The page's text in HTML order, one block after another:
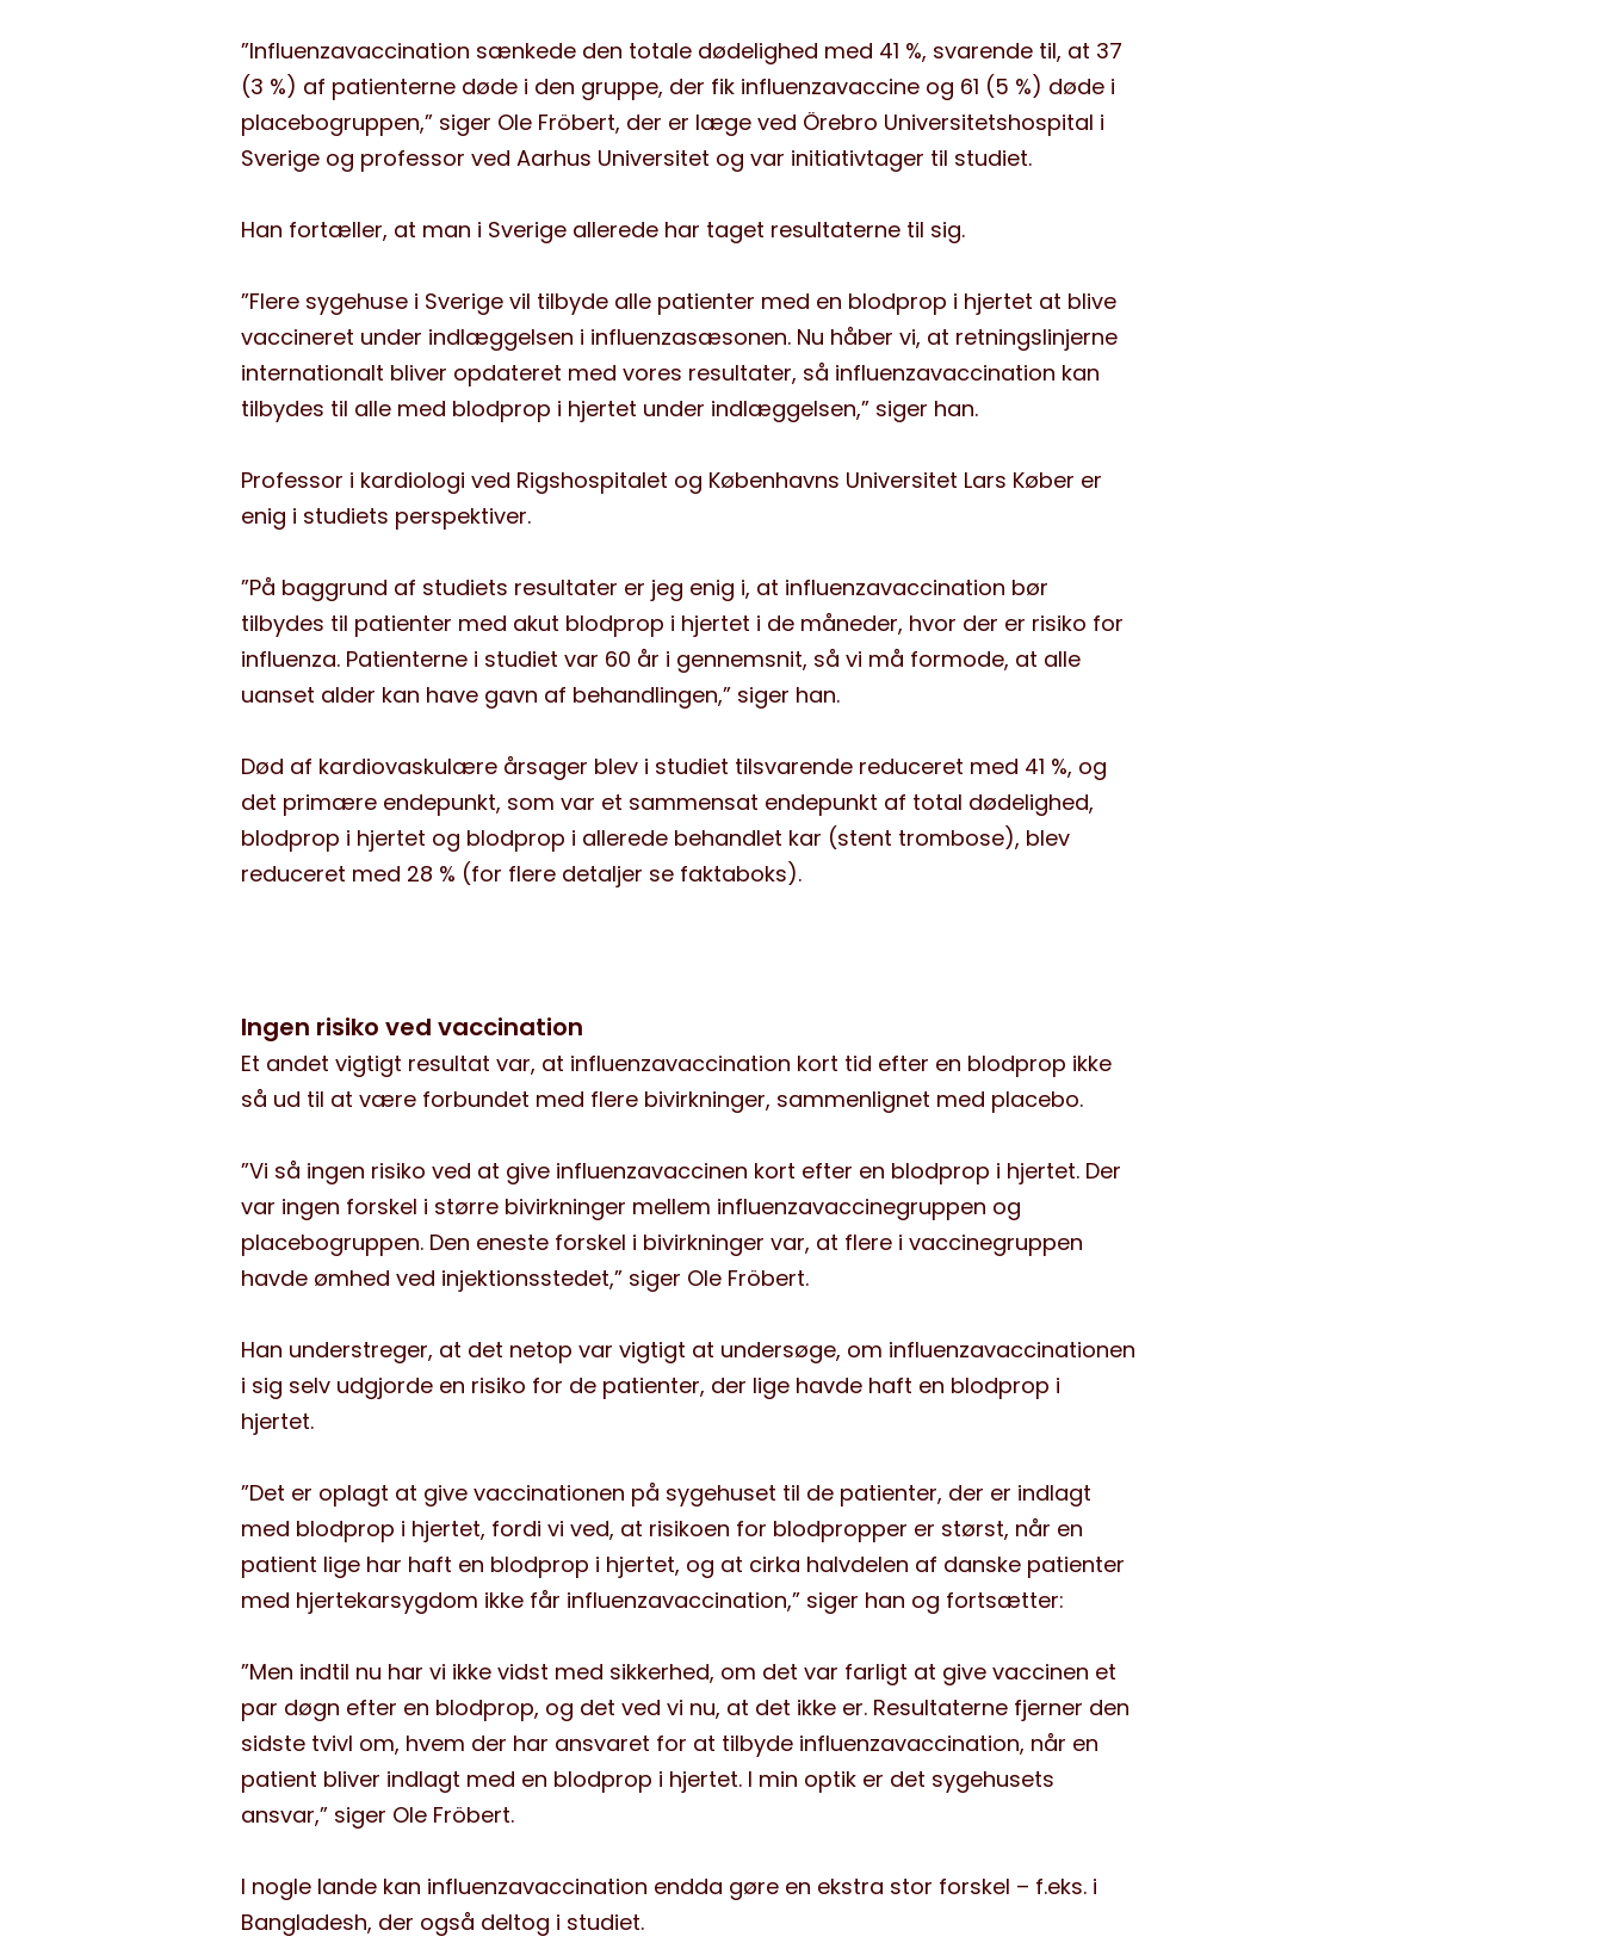
”Influenzavaccination sænkede den totale dødelighed med 41 %, svarende til, at 37
(3 %) af patienterne døde i den gruppe, der fik influenzavaccine og 61 (5 %) døde i
placebogruppen,” siger Ole Fröbert, der er læge ved Örebro Universitetshospital i
Sverige og professor ved Aarhus Universitet og var initiativtager til studiet.
Han fortæller, at man i Sverige allerede har taget resultaterne til sig.
”Flere sygehuse i Sverige vil tilbyde alle patienter med en blodprop i hjertet at blive
vaccineret under indlæggelsen i influenzasæsonen. Nu håber vi, at retningslinjerne
internationalt bliver opdateret med vores resultater, så influenzavaccination kan
tilbydes til alle med blodprop i hjertet under indlæggelsen,” siger han.
Professor i kardiologi ved Rigshospitalet og Københavns Universitet Lars Køber er
enig i studiets perspektiver.
”På baggrund af studiets resultater er jeg enig i, at influenzavaccination bør
tilbydes til patienter med akut blodprop i hjertet i de måneder, hvor der er risiko for
influenza. Patienterne i studiet var 60 år i gennemsnit, så vi må formode, at alle
uanset alder kan have gavn af behandlingen,” siger han.
Død af kardiovaskulære årsager blev i studiet tilsvarende reduceret med 41 %, og
det primære endepunkt, som var et sammensat endepunkt af total dødelighed,
blodprop i hjertet og blodprop i allerede behandlet kar (stent trombose), blev
reduceret med 28 % (for flere detaljer se faktaboks).
Ingen risiko ved vaccination
Et andet vigtigt resultat var, at influenzavaccination kort tid efter en blodprop ikke
så ud til at være forbundet med flere bivirkninger, sammenlignet med placebo.
”Vi så ingen risiko ved at give influenzavaccinen kort efter en blodprop i hjertet. Der
var ingen forskel i større bivirkninger mellem influenzavaccinegruppen og
placebogruppen. Den eneste forskel i bivirkninger var, at flere i vaccinegruppen
havde ømhed ved injektionsstedet,” siger Ole Fröbert.
Han understreger, at det netop var vigtigt at undersøge, om influenzavaccinationen
i sig selv udgjorde en risiko for de patienter, der lige havde haft en blodprop i
hjertet.
”Det er oplagt at give vaccinationen på sygehuset til de patienter, der er indlagt
med blodprop i hjertet, fordi vi ved, at risikoen for blodpropper er størst, når en
patient lige har haft en blodprop i hjertet, og at cirka halvdelen af danske patienter
med hjertekarsygdom ikke får influenzavaccination,” siger han og fortsætter:
”Men indtil nu har vi ikke vidst med sikkerhed, om det var farligt at give vaccinen et
par døgn efter en blodprop, og det ved vi nu, at det ikke er. Resultaterne fjerner den
sidste tvivl om, hvem der har ansvaret for at tilbyde influenzavaccination, når en
patient bliver indlagt med en blodprop i hjertet. I min optik er det sygehusets
ansvar,” siger Ole Fröbert.
I nogle lande kan influenzavaccination endda gøre en ekstra stor forskel – f.eks. i
Bangladesh, der også deltog i studiet.